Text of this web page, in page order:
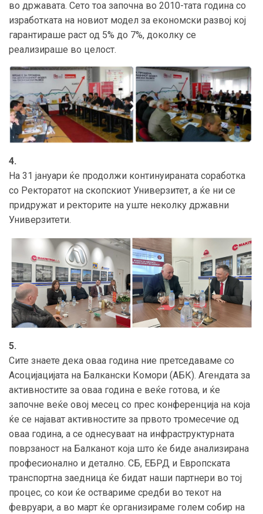
во државата. Сето тоа започна во 2010-тата година со
изработката на новиот модел за економски развој кој
гарантираше раст од 5% до 7%, доколку се
реализираше во целост.
4.
На 31 јануари ќе продолжи континуираната соработка
со Ректоратот на скопскиот Универзитет, а ќе ни се
придружат и ректорите на уште неколку државни
Универзитети.
5.
Сите знаете дека оваа година ние претседаваме со
Асоцијацијата на Балкански Комори (АБК). Агендата за
активностите за оваа година е веќе готова, и ќе
започне веќе овој месец со прес конференција на која
ќе се најават активностите за првото тромесечие од
оваа година, а се однесуваат на инфраструктурната
поврзаност на Балканот која што ќе биде анализирана
професионално и детално. СБ, ЕБРД и Европската
транспортна заедница ќе бидат наши партнери во тој
процес, со кои ќе оствариме средби во текот на
февруари, а во март ќе организираме голем собир на